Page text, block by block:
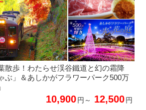
散歩！わたらせ渓谷鐵道と幻の霜降
ぶ」＆あしかがフラワーパーク500万
10,900円～ 12,500円